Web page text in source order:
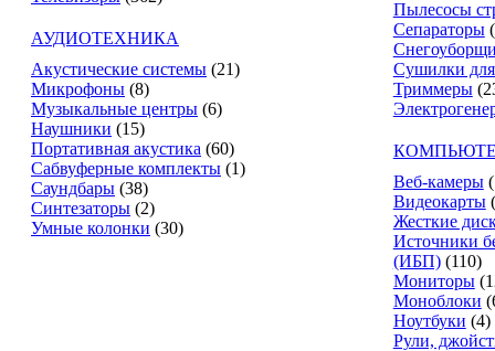
АУДИОТЕХНИКА
Акустические системы (21)
Микрофоны (8)
Музыкальные центры (6)
Наушники (15)
Портативная акустика (60)
Сабвуферные комплекты (1)
Саундбары (38)
Синтезаторы (2)
Умные колонки (30)
Пылесосы
Сепараторы
Сушилки
Триммеры
Веб-камеры
Видеокарты
Жесткие
Источники
(ИБП) (110)
Мониторы
Моноблоки
Ноутбуки (4)
Рули,